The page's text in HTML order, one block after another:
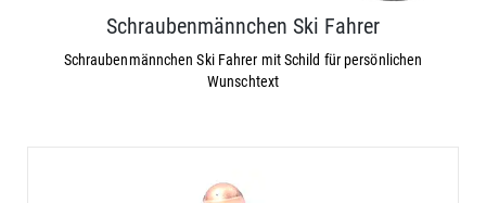
Schraubenmännchen Ski Fahrer
Schraubenmännchen Ski Fahrer mit Schild für persönlichen
Wunschtext